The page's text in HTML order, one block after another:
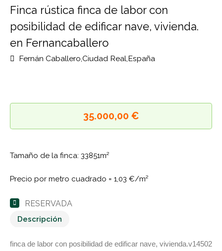
RESERVADA
Finca rústica finca de labor con
posibilidad de edificar nave, vivienda.
35.000,00 €
Tamaño de la finca: 33851m²
Precio por metro cuadrado = 1,03 €/m²
RESERVADA
Descripción
finca de labor con posibilidad de edificar nave, vivienda.v14502